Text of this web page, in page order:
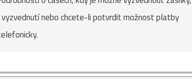
nebo chcete-li potvrdit možnost platby